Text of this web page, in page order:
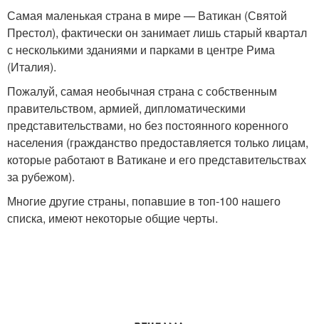
Самая маленькая страна в мире — Ватикан (Святой
Престол), фактически он занимает лишь старый квартал
с несколькими зданиями и парками в центре Рима
(Италия).
Пожалуй, самая необычная страна с собственным
правительством, армией, дипломатическими
представительствами, но без постоянного коренного
населения (гражданство предоставляется только лицам,
которые работают в Ватикане и его представительствах
за рубежом).
Многие другие страны, попавшие в топ-100 нашего
списка, имеют некоторые общие черты.